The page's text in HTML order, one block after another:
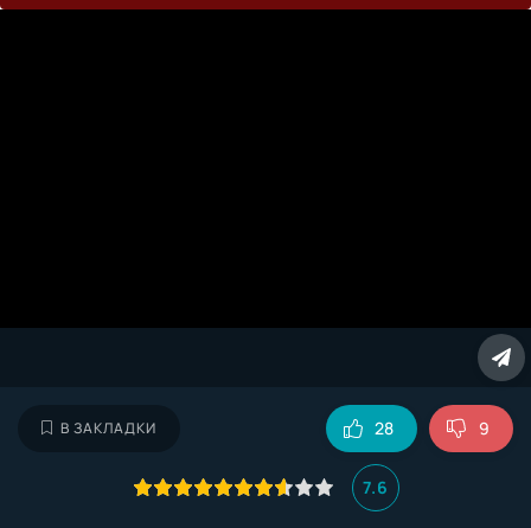
В ЗАКЛАДКИ
7.6
28 9